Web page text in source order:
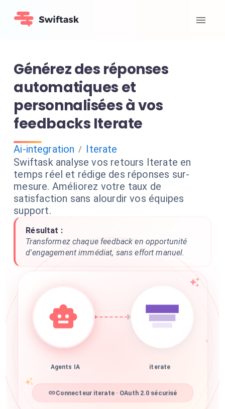
Générez des réponses
automatiques et
personnalisées à vos
feedbacks Iterate
Ai-integration / Iterate
Swiftask analyse vos retours Iterate en
temps réel et rédige des réponses sur-
mesure. Améliorez votre taux de
satisfaction sans alourdir vos équipes
support.
Résultat :
Transformez chaque feedback en opportunité
d'engagement immédiat, sans effort manuel.
Agents IA iterate
Connecteur iterate · OAuth 2.0 sécurisé